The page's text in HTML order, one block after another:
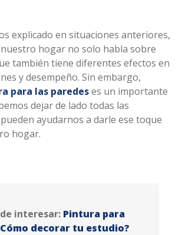
explicado en situaciones anteriores,
hogar no solo habla sobre
también tiene diferentes efectos en
y desempeño. Sin embargo,
para las paredeses un importante
dejar de lado todas las
ayudarnos a darle ese toque
hogar.
interesar: Pintura para
decorar tu estudio?